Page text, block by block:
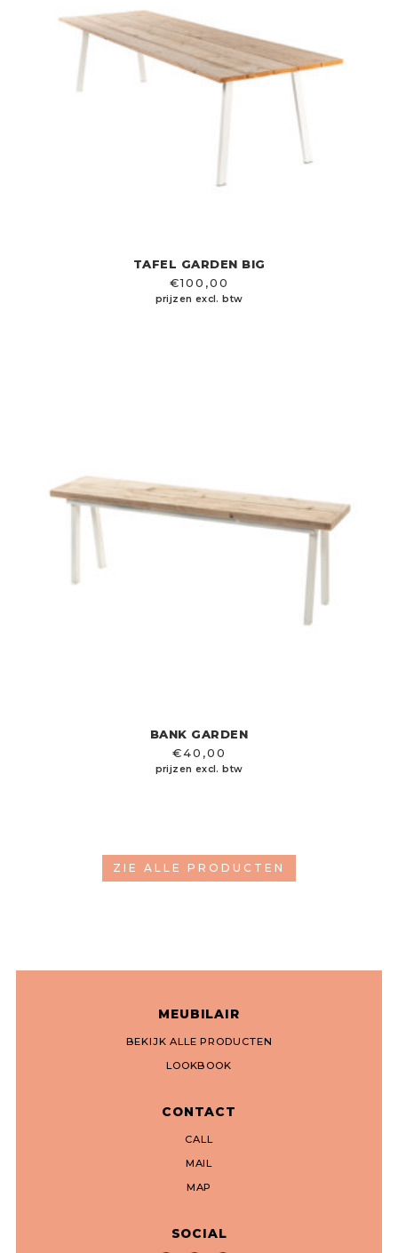
TAFEL GARDEN BIG
€100,00
prijzen excl. btw
BANK GARDEN
€40,00
prijzen excl. btw
ZIE ALLE PRODUCTEN
MEUBILAIR
BEKIJK ALLE PRODUCTEN
LOOKBOOK
CONTACT
CALL
MAIL
MAP
SOCIAL